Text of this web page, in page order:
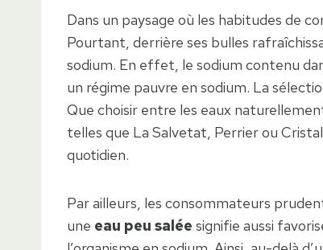
Dans un paysage où les habitudes de
Pourtant, derrière ses bulles
sodium. En effet, le sodium contenu
un régime pauvre en sodium. La
Que choisir entre les eaux
telles que La Salvetat, Perrier ou
quotidien.
Par ailleurs, les consommateurs
une eau peu salée signifie aussi